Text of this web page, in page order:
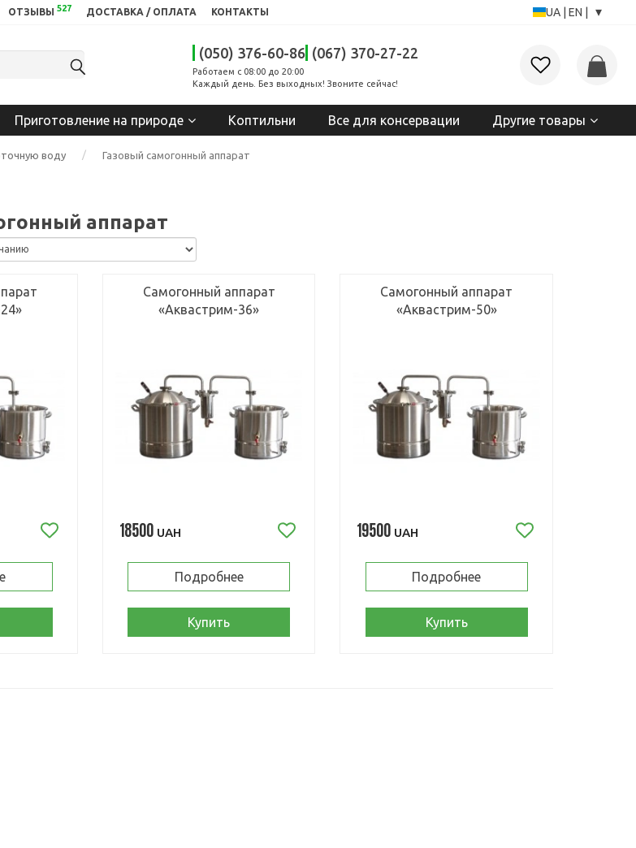
ОТЗЫВЫ 527 ДОСТАВКА / ОПЛАТА КОНТАКТЫ UA EN ▾
(050) 376-60-86 (067) 370-27-22
Работаем с 08:00 до 20:00
Каждый день. Без выходных! Звоните сейчас!
Приготовление на природе Коптильни Все для консервации Другие товары
воду Газовый самогонный аппарат
аппарат
Самогонный аппарат
«Аквастрим-36»
18500UAH
Подробнее
Купить
Самогонный аппарат
«Аквастрим-50»
19500 UAH
Подробнее
Купить